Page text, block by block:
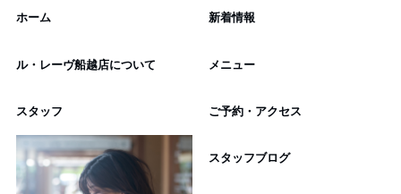
ホーム 新着情報
ル・レーヴ船越店について メニュー
スタッフ ご予約・アクセス
スタッフブログ